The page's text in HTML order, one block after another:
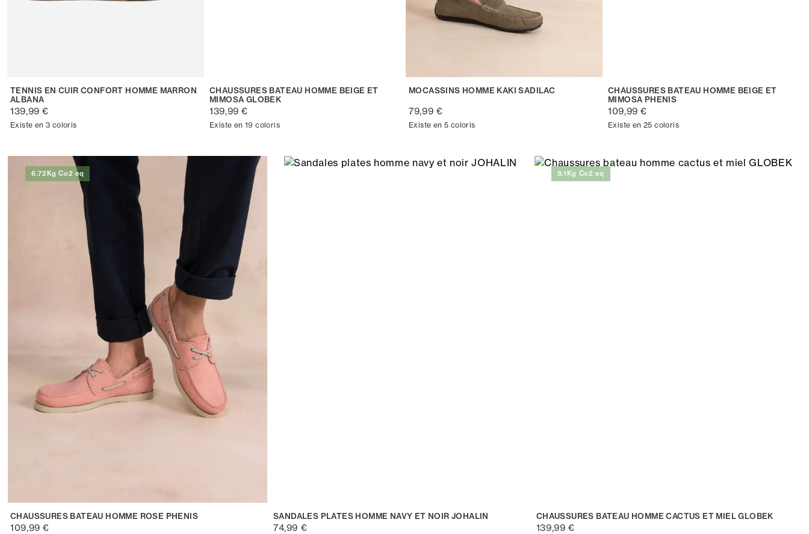
TENNIS EN CUIR CONFORT HOMME MARRON
ALBANA
139,99 €
Existe en 3 coloris
CHAUSSURES BATEAU HOMME BEIGE ET
MIMOSA GLOBEK
139,99 €
Existe en 19 coloris
MOCASSINS HOMME KAKI SADILAC
79,99 €
Existe en 5 coloris
CHAUSSURES BATEAU HOMME BEIGE ET
MIMOSA PHENIS
109,99 €
Existe en 25 coloris
6.72Kg Co2 eq
CHAUSSURES BATEAU HOMME ROSE PHENIS
109,99 €
SANDALES PLATES HOMME NAVY ET NOIR JOHALIN
74,99 €
8.1Kg Co2 eq
CHAUSSURES BATEAU HOMME CACTUS ET MIEL GLOBEK
139,99 €